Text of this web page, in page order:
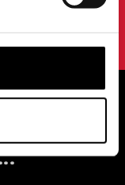
Sie sich mit